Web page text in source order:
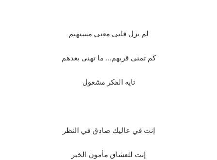
لم يزل قلبي معنى مستهيم
كم تمنى قربهم… ما تهنى بعدهم
تايه الفكر مشغول
إنت في عاليك صادق في النظر
إنت للعشاق مأمون الخبر